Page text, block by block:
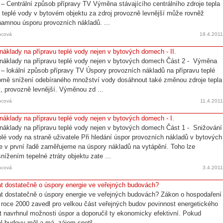
Centrální způsob přípravy TV Výměna stávajícího centrálního zdroje tepla
teplé vody v bytovém objektu za zdroj provozně levnější může rovněž
úsporu provozních nákladů. ...
18.4.2011
na přípravu teplé vody nejen v bytových domech - II.
na přípravu teplé vody nejen v bytových domech Část 2 - Výměna
lokální způsob přípravy TV Úspory provozních nákladů na přípravu teplé
snížení odebíraného množství vody dosáhnout také změnou zdroje tepla
provozně levnější. Výměnou zd ...
11.4.2011
na přípravu teplé vody nejen v bytových domech - I.
na přípravu teplé vody nejen v bytových domech Část 1 - Snižování
vody na straně uživatele Při hledání úspor provozních nákladů v bytových
v první řadě zaměřujeme na úspory nákladů na vytápění. Toho lze
tepelné ztráty objektu zate ...
3.4.2011
dostatečně o úspory energie ve veřejných budovách?
dostatečně o úspory energie ve veřejných budovách? Zákon o hospodaření
2000 zavedl pro velkou část veřejných budov povinnost energetického
navrhnul možnosti úspor a doporučil ty ekonomicky efektivní. Pokud